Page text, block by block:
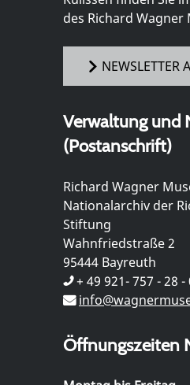
des Richard Wagner
NEWSLETTER
Verwaltung und
(Postanschrift)
Richard Wagner
Nationalarchiv der
Stiftung
Wahnfriedstraße 2
95444 Bayreuth
+ 49 921- 757 - 28 -
Öffnungszeiten